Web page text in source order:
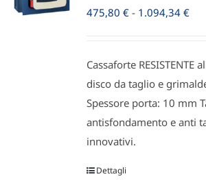
scelte
nella
pagina
del
prodotto
475,80 € - 1.094,34 €
da
a
Cassaforte RESISTENTE
disco da taglio e
Spessore porta: 10 mm
antisfondamento e anti
innovativi.
Dettagli